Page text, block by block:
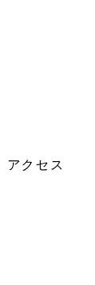
アクセス